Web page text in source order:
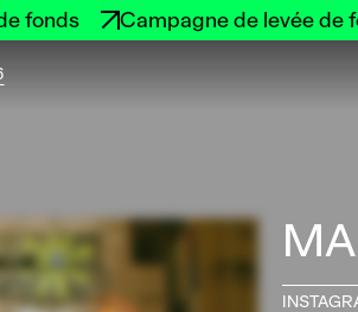
fonds Campagne de levée de